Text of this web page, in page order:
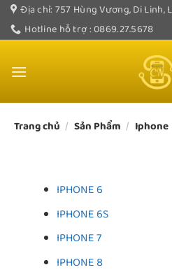
Bỏ
qua
nội
Địa chỉ: 757 Hùng Vương, Di Linh,
Hotline hỗ trợ : 0869.27.5678
Trang chủ / Sản Phẩm / Iphone
IPHONE 6
IPHONE 6S
IPHONE 7
IPHONE 8